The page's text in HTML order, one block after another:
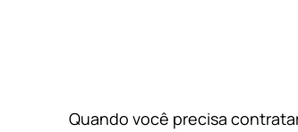
Quando você precisa